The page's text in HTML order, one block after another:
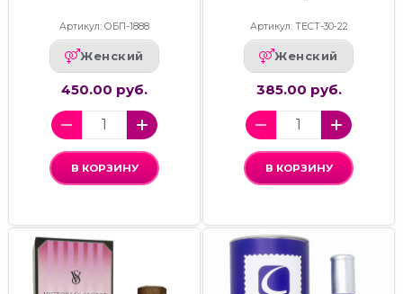
Артикул: ОБП-1888
Женский
450.00 руб.
В КОРЗИНУ
Артикул: ТЕСТ-30-22
Женский
385.00 руб.
В КОРЗИНУ